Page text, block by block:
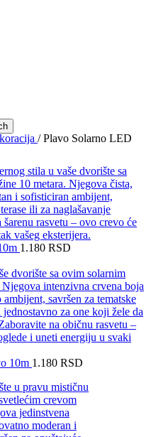
/ Plavo Solarno LED
1.180 RSD
10m 1.180 RSD